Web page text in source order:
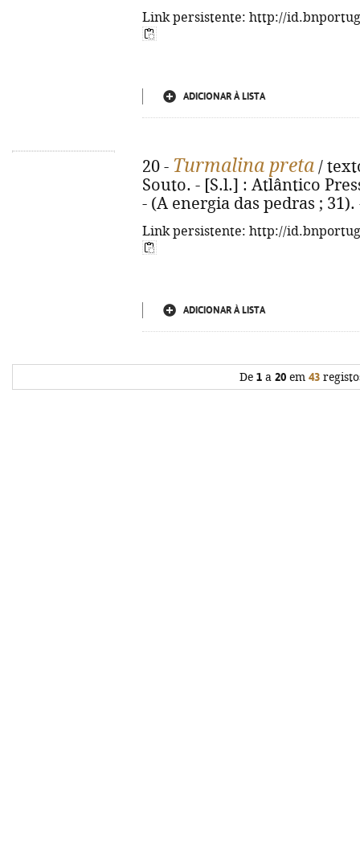
Link persistente: http://
ADICIONAR À LISTA
20 - Turmalina preta /
Souto. - [S.l.] : Atlântico
- (A energia das pedras ; 31).
Link persistente: http://
ADICIONAR À LISTA
De 1a 20em 43